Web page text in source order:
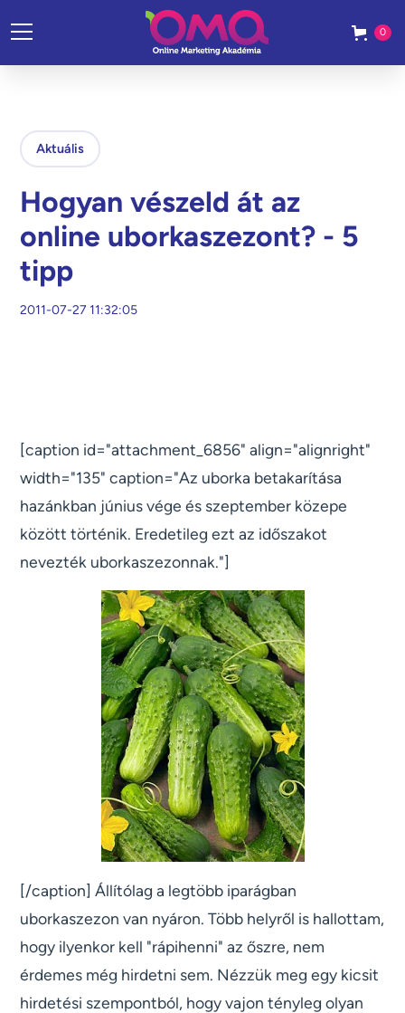
0
Aktuális
Hogyan vészeld át az
online uborkaszezont? - 5
tipp
2011-07-27 11:32:05
[caption id="attachment_6856" align="alignright"
width="135" caption="Az uborka betakarítása
hazánkban június vége és szeptember közepe
között történik. Eredetileg ezt az időszakot
nevezték uborkaszezonnak."]
[/caption] Állítólag a legtöbb iparágban
uborkaszezon van nyáron. Több helyről is hallottam,
hogy ilyenkor kell "rápihenni" az őszre, nem
érdemes még hirdetni sem. Nézzük meg egy kicsit
hirdetési szempontból, hogy vajon tényleg olyan